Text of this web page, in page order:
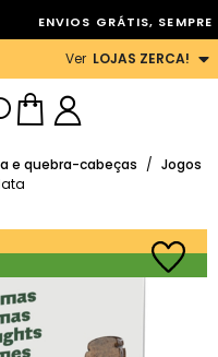
ENVIOS GRÁTIS, SEMPRE
Ver LOJAS ZERCA!
e quebra-cabeças / Jogos